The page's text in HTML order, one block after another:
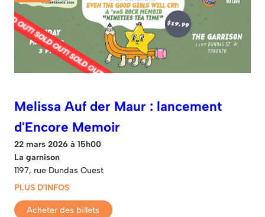
Melissa Auf der Maur : lancement
d'Encore Memoir
22 mars 2026 à 15h00
La garnison
1197, rue Dundas Ouest
PLUS D'INFOS
Acheter des billets